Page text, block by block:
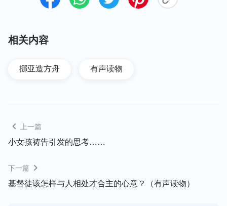
来又包含什么意义呢？
创世记六章十五至十六节早已告诉我们：“
法乃是这样：要长三百肘，宽五十肘，高三十肘。方
方舟要分上、中、下三层。
现在的一尺半。）这就是神吩咐挪亚所造方舟的尺寸
相关内容
挪亚造方舟 有声读物
上一篇
小女孩祷告引发的思考……
下一篇
基督徒该怎样与人相处才合主的心意？（有声读物）